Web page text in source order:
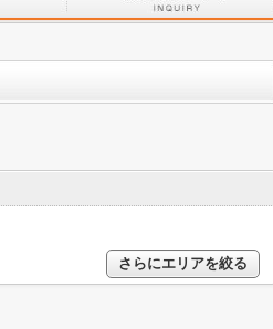
さらにエリアを絞る